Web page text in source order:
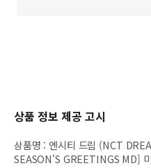
상품 정보 제공 고시
상품명 : 엔시티 드림 (NCT
SEASON'S GREETINGS MD]